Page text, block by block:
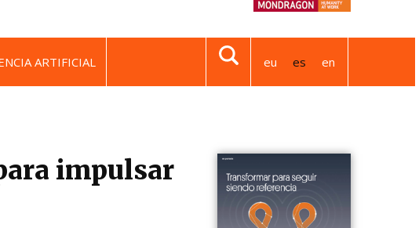
ARTIFICIAL eu es en
impulsar